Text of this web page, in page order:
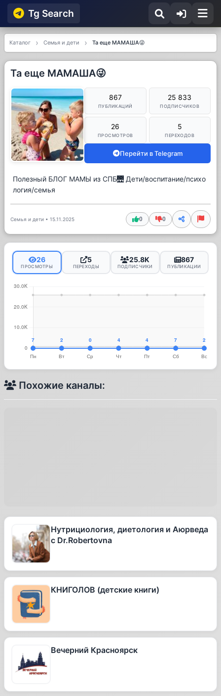
Tg Searсh
Каталог Семья и дети Та еще МАМАША😜
Та еще МАМАША😜
867
ПУБЛИКАЦИЙ
25 833
ПОДПИСЧИКОВ
26
ПРОСМОТРОВ
5
ПЕРЕХОДОВ
Перейти в Telegram
Полезный БЛОГ МАМЫ из СПБ🌉 Дети/воспитание/психо
логия/семья
Семья и дети • 15.11.2025 0 0
26
ПРОСМОТРЫ
5
ПЕРЕХОДЫ
25.8K
ПОДПИСЧИКИ
867
ПУБЛИКАЦИИ
Похожие каналы:
Нутрициология, диетология и Аюрведа
с Dr.Robertovna
КНИГОЛОВ (детские книги)
Вечерний Красноярск